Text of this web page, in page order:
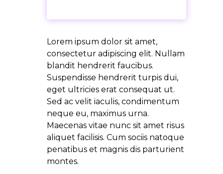
Lorem ipsum dolor sit amet,
consectetur adipiscing elit. Nullam
blandit hendrerit faucibus.
Suspendisse hendrerit turpis dui,
eget ultricies erat consequat ut.
Sed ac velit iaculis, condimentum
neque eu, maximus urna.
Maecenas vitae nunc sit amet risus
aliquet facilisis. Cum sociis natoque
penatibus et magnis dis parturient
montes.